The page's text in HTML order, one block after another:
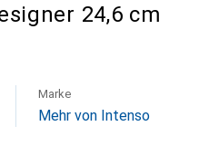
24,6 cm
Marke
Mehr von Intenso